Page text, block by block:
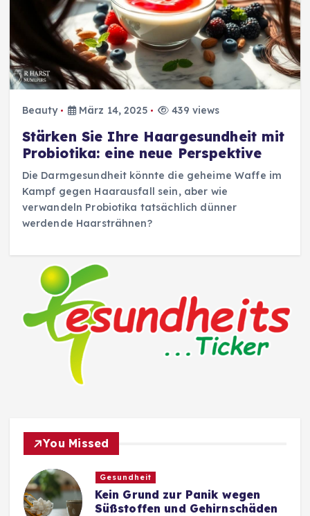
Beauty März 14, 2025 439 views
Stärken Sie Ihre Haargesundheit mit
Probiotika: eine neue Perspektive
Die Darmgesundheit könnte die geheime Waffe im
Kampf gegen Haarausfall sein, aber wie
verwandeln Probiotika tatsächlich dünner
werdende Haarsträhnen?
You Missed
Gesundheit
Kein Grund zur Panik wegen
Süßstoffen und Gehirnschäden